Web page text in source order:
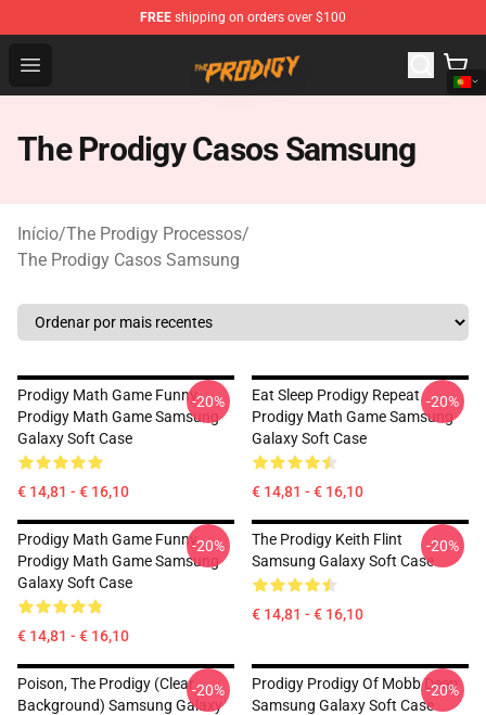
FREE shipping on orders over $100
Open menu
The Prodigy Store - Official The Prodigy Merchandise
The Prodigy Casos Samsung
Início/The Prodigy Processos/
The Prodigy Casos Samsung
Prodigy Math Game Funny
Prodigy Math Game Samsung
Galaxy Soft Case
€ 14,81 - € 16,10
-20%
Eat Sleep Prodigy Repeat
Prodigy Math Game Samsung
Galaxy Soft Case
€ 14,81 - € 16,10
-20%
Prodigy Math Game Funny
Prodigy Math Game Samsung
Galaxy Soft Case
€ 14,81 - € 16,10
-20%
The Prodigy Keith Flint
Samsung Galaxy Soft Case
€ 14,81 - € 16,10
-20%
Poison, The Prodigy (clear
Background) Samsung Galaxy
-20%
Prodigy Prodigy Of Mobb Deep
Samsung Galaxy Soft Case
-20%